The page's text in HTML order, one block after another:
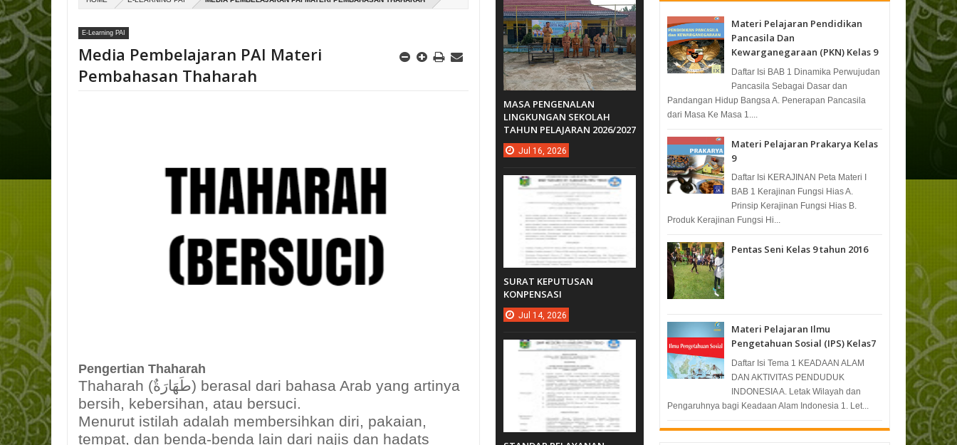
E-Learning PAI
Media Pembelajaran PAI Materi
Pembahasan Thaharah
Pengertian Thaharah
Thaharah (طَهَارَةٌ) berasal dari bahasa Arab yang artinya
bersih, kebersihan, atau bersuci.
Menurut istilah adalah membersihkan diri, pakaian,
tempat, dan benda-benda lain dari najis dan hadats
Materi Pelajaran Pendidikan
Pancasila Dan
Kewarganegaraan (PKN) Kelas 9
Daftar Isi BAB 1 Dinamika Perwujudan
Pancasila Sebagai Dasar dan
Pandangan Hidup Bangsa A. Penerapan Pancasila
dari Masa Ke Masa 1....
Materi Pelajaran Prakarya Kelas
9
Daftar Isi KERAJINAN Peta Materi I
BAB 1 Kerajinan Fungsi Hias A.
Prinsip Kerajinan Fungsi Hias B.
Produk Kerajinan Fungsi Hi...
Pentas Seni Kelas 9 tahun 2016
Materi Pelajaran Ilmu
Pengetahuan Sosial (IPS) Kelas7
Daftar Isi Tema 1 KEADAAN ALAM
DAN AKTIVITAS PENDUDUK
INDONESIA A. Letak Wilayah dan
Pengaruhnya bagi Keadaan Alam Indonesia 1. Let...
MASA PENGENALAN
LINGKUNGAN SEKOLAH
TAHUN PELAJARAN 2026/2027
Jul 16, 2026
SURAT KEPUTUSAN
KONPENSASI
Jul 14, 2026